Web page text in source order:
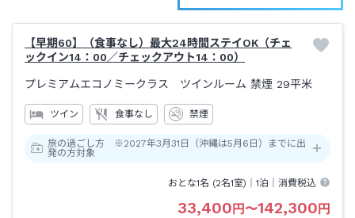
【早期60】（食事なし）最大24時間ステイOK（チェ
ックイン14：00／チェックアウト14：00）
プレミアムエコノミークラス ツインルーム 禁煙 29平米
ツイン 食事なし 禁煙
旅の過ごし方 ※2027年3月31日（沖縄は5月6日）までに出
発の方対象
おとな1名 (2名1室)｜1泊 ｜消費税込
33,400円〜142,300円